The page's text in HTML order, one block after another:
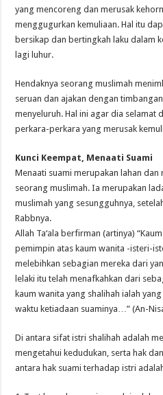
yang mencoreng dan merusak
menggugurkan kemuliaan. Hal itu
bersikap dan bertingkah laku dalam
lagi luhur.
Hendaknya seorang muslimah
seruan dan ajakan dengan
menyeluruh. Hal ini agar dia selamat
perkara-perkara yang merusak
Kunci Keempat, Menaati Suami
Menaati suami merupakan lahan
seorang muslimah. Ia merupakan
muslimah yang sesungguhnya,
Rabbnya.
Allah Ta‘ala berfirman (artinya)
pemimpin atas kaum wanita -isteri-
melebihkan sebagian mereka dari
lelaki itu telah menafkahkan dari
kaum wanita yang shalihah ialah
waktu ketiadaan suaminya…” (An-
Di antara sifat istri shalihah adalah
mengetahui kedudukan, serta hak
antara hak suami terhadap istri